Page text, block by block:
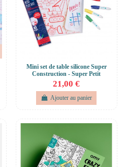
Mini set de table silicone Super
Construction - Super Petit
21,00 €
Ajouter au panier